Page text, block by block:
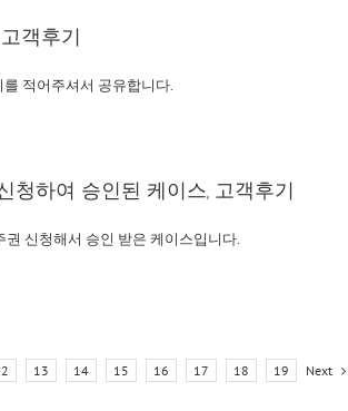
객후기
적어주셔서 공유합니다.
청하여 승인된 케이스, 고객후기
신청해서 승인 받은 케이스입니다.
13 14 15 16 17 18 19 Next